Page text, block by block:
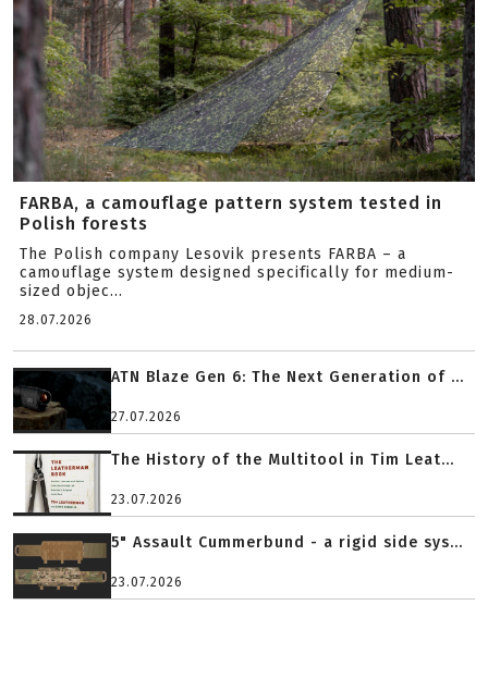
FARBA, a camouflage pattern system tested in
Polish forests
The Polish company Lesovik presents FARBA – a
camouflage system designed specifically for medium-
sized objec...
28.07.2026
ATN Blaze Gen 6: The Next Generation of ...
27.07.2026
The History of the Multitool in Tim Leat...
23.07.2026
5" Assault Cummerbund - a rigid side sys...
23.07.2026